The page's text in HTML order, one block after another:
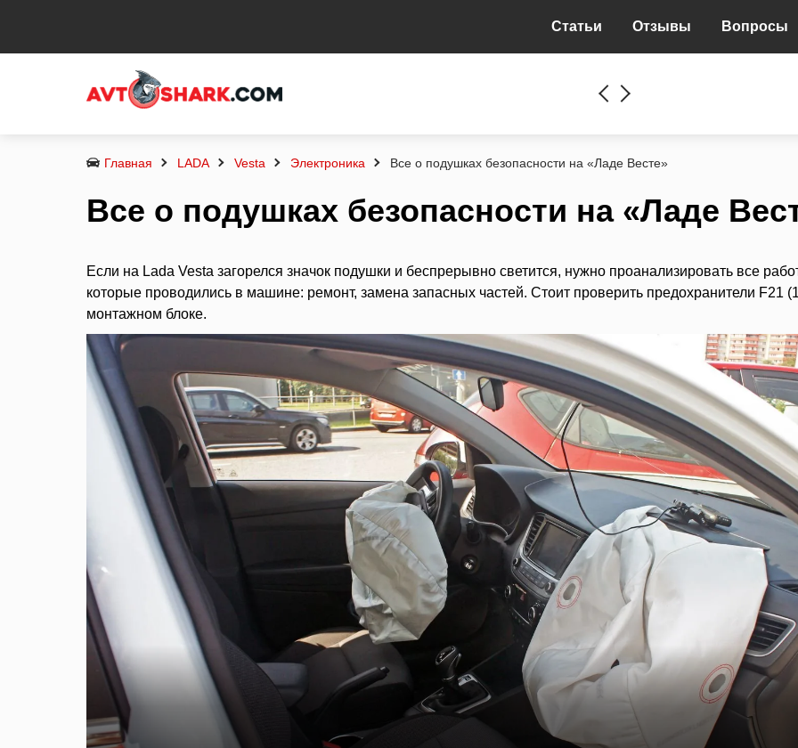
Статьи Отзывы Вопросы
Главная LADA Vesta Электроника Все о подушках безопасности на «Ладе Весте»
Все о подушках безопасности на «Ладе
Если на Lada Vesta загорелся значок подушки и беспрерывно светится, нужно проанализировать все
которые проводились в машине: ремонт, замена запасных частей. Стоит проверить предохранители F21
монтажном блоке.